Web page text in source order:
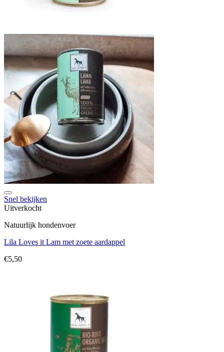
Snel bekijken
Uitverkocht
Natuurlijk hondenvoer
Lila Loves it Lam met zoete aardappel
€5,50